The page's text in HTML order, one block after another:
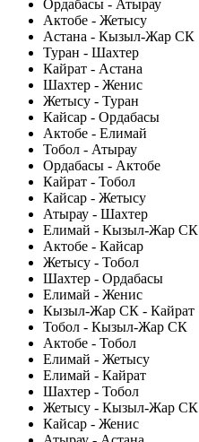
Ордабасы - Атырау
Актобе - Жетысу
Астана - Кызыл-Жар СК
Туран - Шахтер
Кайрат - Астана
Шахтер - Женис
Жетысу - Туран
Кайсар - Ордабасы
Актобе - Елимай
Тобол - Атырау
Ордабасы - Актобе
Кайрат - Тобол
Кайсар - Жетысу
Атырау - Шахтер
Елимай - Кызыл-Жар СК
Актобе - Кайсар
Жетысу - Тобол
Шахтер - Ордабасы
Елимай - Женис
Кызыл-Жар СК - Кайрат
Тобол - Кызыл-Жар СК
Актобе - Тобол
Елимай - Жетысу
Елимай - Кайрат
Шахтер - Тобол
Жетысу - Кызыл-Жар СК
Кайсар - Женис